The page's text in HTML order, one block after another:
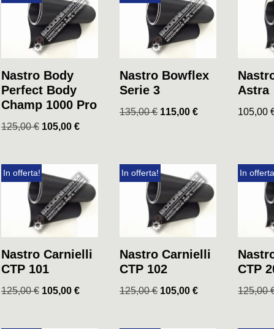
Nastro Body
Perfect Body
Champ 1000 Pro
125,00€ 105,00 €
Nastro Bowflex
Serie 3
135,00€ 115,00€
Astra
105,00
In offerta!
Nastro Carnielli
CTP 101
125,00€ 105,00 €
In offerta!
Nastro Carnielli
CTP 102
125,00€ 105,00€
In
CTP
125,00